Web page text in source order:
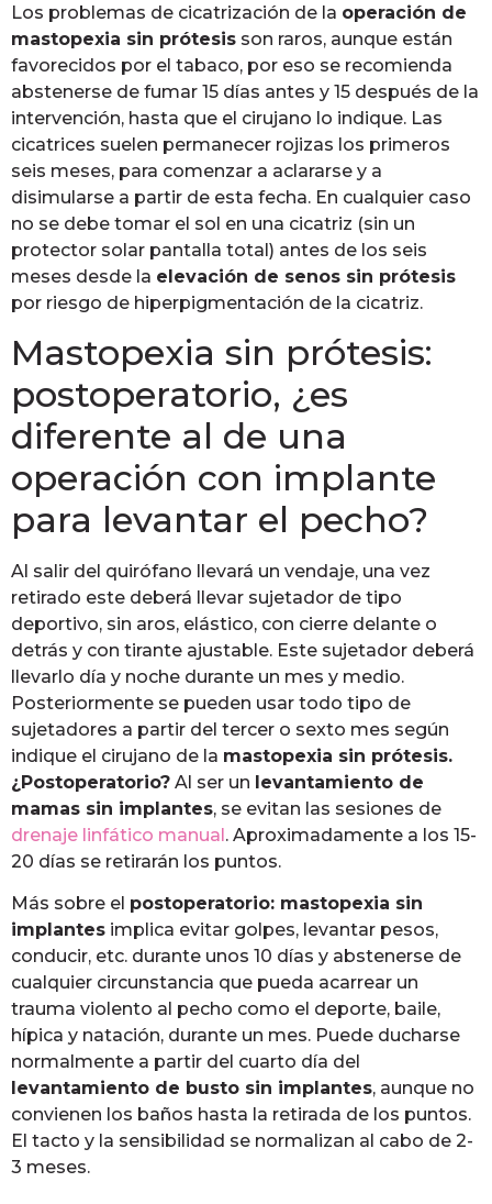
Los problemas de cicatrización de la operación de
mastopexia sin prótesis son raros, aunque están
favorecidos por el tabaco, por eso se recomienda
abstenerse de fumar 15 días antes y 15 después de la
intervención, hasta que el cirujano lo indique. Las
cicatrices suelen permanecer rojizas los primeros
seis meses, para comenzar a aclararse y a
disimularse a partir de esta fecha. En cualquier caso
no se debe tomar el sol en una cicatriz (sin un
protector solar pantalla total) antes de los seis
meses desde la elevación de senos sin prótesis
por riesgo de hiperpigmentación de la cicatriz.
Mastopexia sin prótesis:
postoperatorio, ¿es
diferente al de una
operación con implante
para levantar el pecho?
Al salir del quirófano llevará un vendaje, una vez
retirado este deberá llevar sujetador de tipo
deportivo, sin aros, elástico, con cierre delante o
detrás y con tirante ajustable. Este sujetador deberá
llevarlo día y noche durante un mes y medio.
Posteriormente se pueden usar todo tipo de
sujetadores a partir del tercer o sexto mes según
indique el cirujano de la mastopexia sin prótesis.
¿Postoperatorio? Al ser un levantamiento de
mamas sin implantes, se evitan las sesiones de
drenaje linfático manual. Aproximadamente a los 15-
20 días se retirarán los puntos.
Más sobre el postoperatorio: mastopexia sin
implantes implica evitar golpes, levantar pesos,
conducir, etc. durante unos 10 días y abstenerse de
cualquier circunstancia que pueda acarrear un
trauma violento al pecho como el deporte, baile,
hípica y natación, durante un mes. Puede ducharse
normalmente a partir del cuarto día del
levantamiento de busto sin implantes, aunque no
convienen los baños hasta la retirada de los puntos.
El tacto y la sensibilidad se normalizan al cabo de 2-
3 meses.